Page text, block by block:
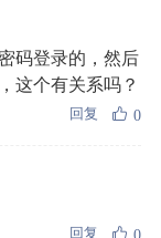
码登录的，然后
这个有关系吗？
回复 0
回复